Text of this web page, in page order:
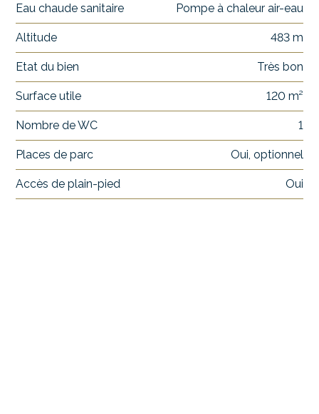
Eau chaude sanitaire Pompe à chaleur air-eau
Altitude 483 m
Etat du bien Très bon
Surface utile 120 m²
Nombre de WC 1
Places de parc Oui, optionnel
Accès de plain-pied Oui